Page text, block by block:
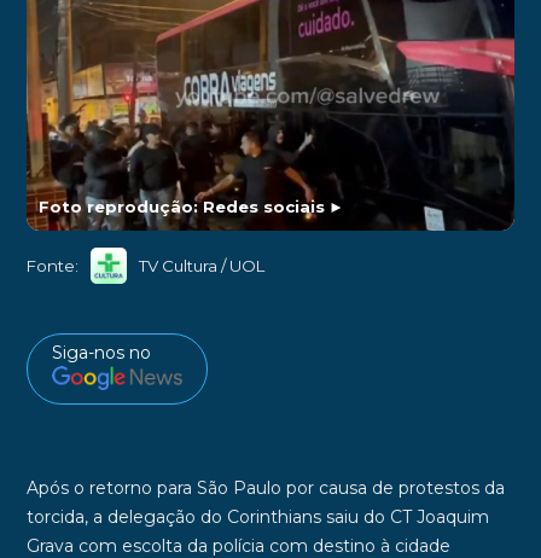
Foto reprodução: Redes sociais►
Fonte: TV Cultura / UOL
Siga-nos no
Após o retorno para São Paulo por causa de protestos da
torcida, a delegação do Corinthianssaiu do CT Joaquim
Grava com escolta da polícia com destino à cidade